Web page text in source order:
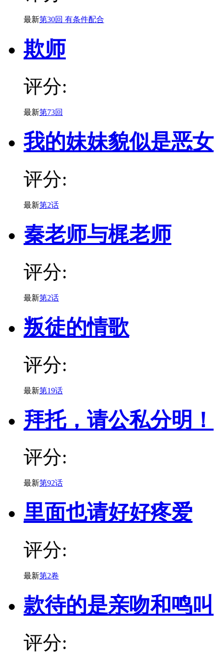
最新第30回 有条件配合
欺师
评分:
最新第73回
我的妹妹貌似是恶女
评分:
最新第2话
秦老师与梶老师
评分:
最新第2话
叛徒的情歌
评分:
最新第19话
拜托，请公私分明！
评分:
最新第92话
里面也请好好疼爱
评分:
最新第2卷
款待的是亲吻和鸣叫
评分: